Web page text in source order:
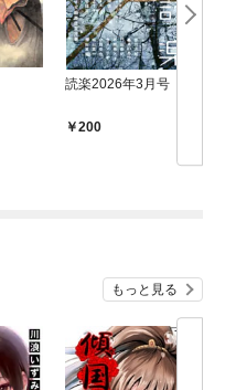
読楽2026年3月号
200
もっと見る